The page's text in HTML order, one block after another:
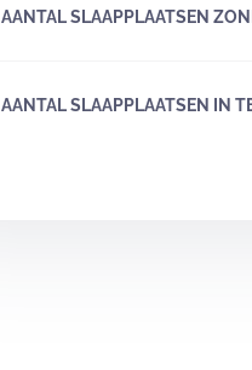
AANTAL SLAAPPLAATSEN
AANTAL SLAAPPLAATSEN IN